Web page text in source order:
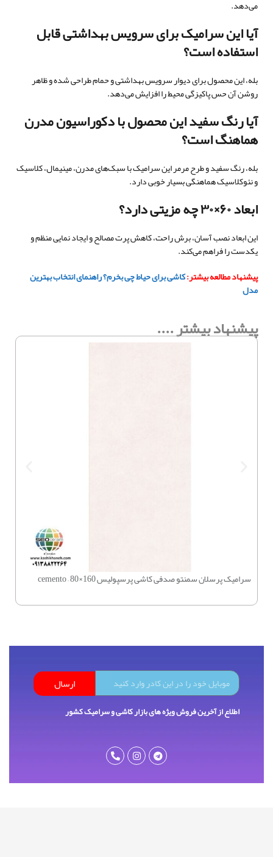
می‌دهد.
آیا این سرامیک برای سرویس بهداشتی قابل
استفاده است؟
بله، این محصول برای دیوار سرویس بهداشتی و حمام طراحی شده و ظاهر
روشن آن حس پاکیزگی محیط را افزایش می‌دهد.
آیا رنگ سفید این محصول با دکوراسیون مدرن
هماهنگ است؟
بله، رنگ سفید و طرح مرمر این سرامیک با سبک‌های مدرن، مینیمال، کلاسیک
و نئوکلاسیک هماهنگی بسیار خوبی دارد.
ابعاد ۶۰×۳۰ چه مزیتی دارد؟
این ابعاد نصب آسان، برش راحت، کاهش پرت مصالح و ایجاد نمایی منظم و
یکدست را فراهم می‌کند.
پیشنهاد مطالعه بیشتر:کاشی برای حیاط چی بخرم؟ راهنمای انتخاب بهترین
مدل
پیشنهاد بیشتر ....
سرامیک پرسلان سمنتو صدفی کاشی پرسپولیس 160×80 – cemento
ارسال
اطلاع از آخرین فروش ویژه های بازار کاشی و سرامیک کشور